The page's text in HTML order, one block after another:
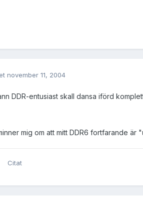
november 11, 2004
DDR-entusiast skall dansa iförd
mig om att mitt DDR6 fortfarande är
Citat